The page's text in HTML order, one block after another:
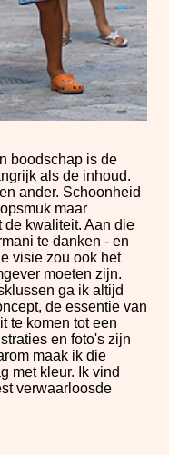
boodschap is de
als de inhoud.
ander. Schoonheid
maar
kwaliteit. Aan die
te danken - en
visie zou ook het
moeten zijn.
ga ik altijd
de essentie van
te komen tot een
en foto's zijn
maak ik die
met kleur. Ik vind
verwaarloosde